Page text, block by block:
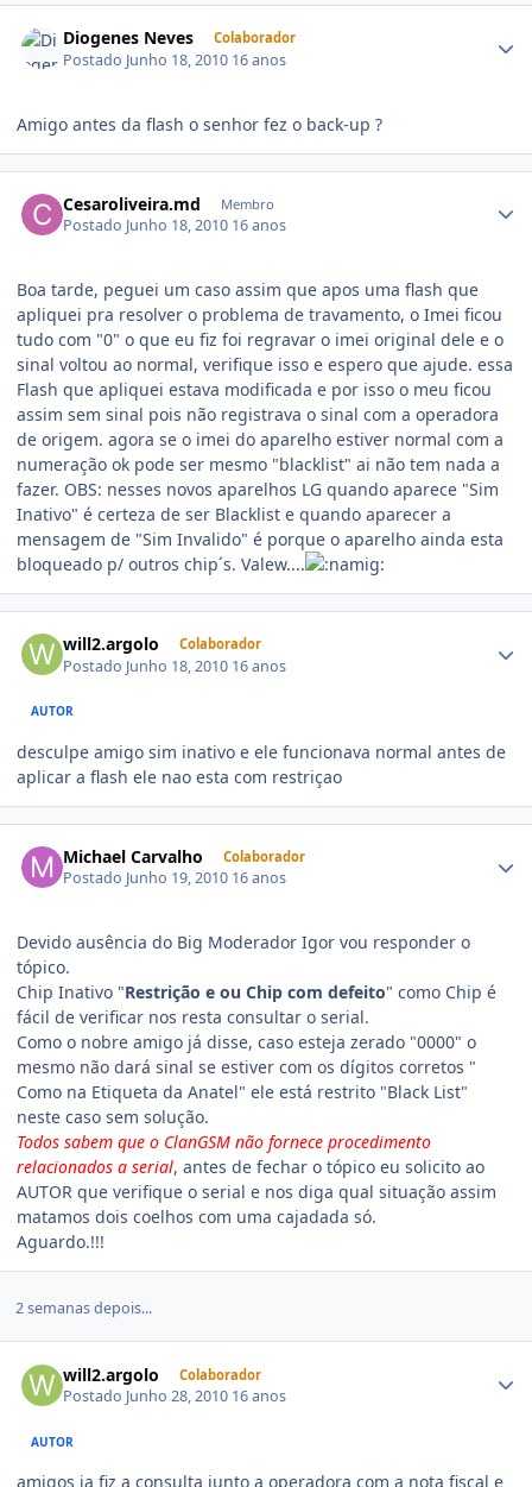
Diogenes Neves Colaborador
Postado Junho 18, 2010 16 anos
Amigo antes da flash o senhor fez o back-up ?
Cesaroliveira.md Membro
Postado Junho 18, 2010 16 anos
Boa tarde, peguei um caso assim que apos uma flash que
apliquei pra resolver o problema de travamento, o Imei ficou
tudo com "0" o que eu fiz foi regravar o imei original dele e o
sinal voltou ao normal, verifique isso e espero que ajude. essa
Flash que apliquei estava modificada e por isso o meu ficou
assim sem sinal pois não registrava o sinal com a operadora
de origem. agora se o imei do aparelho estiver normal com a
numeração ok pode ser mesmo "blacklist" ai não tem nada a
fazer. OBS: nesses novos aparelhos LG quando aparece "Sim
Inativo" é certeza de ser Blacklist e quando aparecer a
mensagem de "Sim Invalido" é porque o aparelho ainda esta
bloqueado p/ outros chip´s. Valew....
will2.argolo Colaborador
Postado Junho 18, 2010 16 anos
AUTOR
desculpe amigo sim inativo e ele funcionava normal antes de
aplicar a flash ele nao esta com restriçao
Michael Carvalho Colaborador
Postado Junho 19, 2010 16 anos
Devido ausência do Big Moderador Igor vou responder o
tópico.
Chip Inativo "Restrição e ou Chip com defeito" como Chip é
fácil de verificar nos resta consultar o serial.
Como o nobre amigo já disse, caso esteja zerado "0000" o
mesmo não dará sinal se estiver com os dígitos corretos "
Como na Etiqueta da Anatel" ele está restrito "Black List"
neste caso sem solução.
Todos sabem que o ClanGSM não fornece procedimento
relacionados a serial, antes de fechar o tópico eu solicito ao
AUTOR que verifique o serial e nos diga qual situação assim
matamos dois coelhos com uma cajadada só.
Aguardo.!!!
2 semanas depois...
will2.argolo Colaborador
Postado Junho 28, 2010 16 anos
AUTOR
amigos ja fiz a consulta junto a operadora com a nota fiscal e